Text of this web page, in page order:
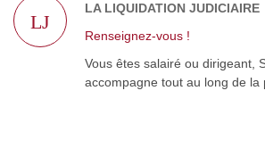
LA LIQUIDATION JUDICIAIRE
LJ
Renseignez-vous !
Vous êtes salairé ou dirigeant,
accompagne tout au long de la